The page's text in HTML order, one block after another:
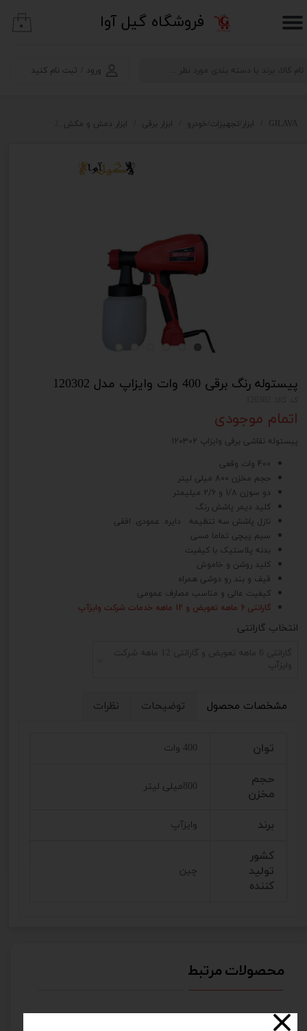
​فروشگاه گیل آوا
ورود ثبت نام کنید
حساب کاربری من
خروج از حساب کاربری
۰
GILAVA ابزار/تجهیزات/خودرو ابزار برقی ابزار دمش و مکش
پیستوله رنگ برقی 400 وات وایزاپ مدل 120302
اتمام موجودی
پیستوله نقاشی برقی وایزاپ 120302
400 وات وقعی
حجم مخزن 800 میلی لیتر
دو سوزن 1/8 و 2/6 میلیمتر
کلید دیمر پاشش رنگ
نازل پاشش سه تنظیمه دایره. عمودی. افقی
سیم پیچی تماما مسی
بدنه پلاستیک با کیفیت
کلید روشن و خاموش
قیف و بند رو دوشی همراه
کیفیت عالی و مناسب مصارف عمومی
گارانتی 6 ماهه تعویض و 12 ماهه خدمات شرکت وایزآپ
انتخاب گارانتی
گارانتی 6 ماهه تعویض و گارانتی 12 ماهه شرکت
وایزآپ
مشخصات محصول توضیحات نظرات
توان 400 وات
حجم
مخزن
800میلی لیتر
برند وایزآپ
کشور
تولید
کننده
چین
محصولات مرتبط